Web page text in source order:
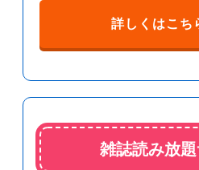
詳しくはこち
雑誌読み放